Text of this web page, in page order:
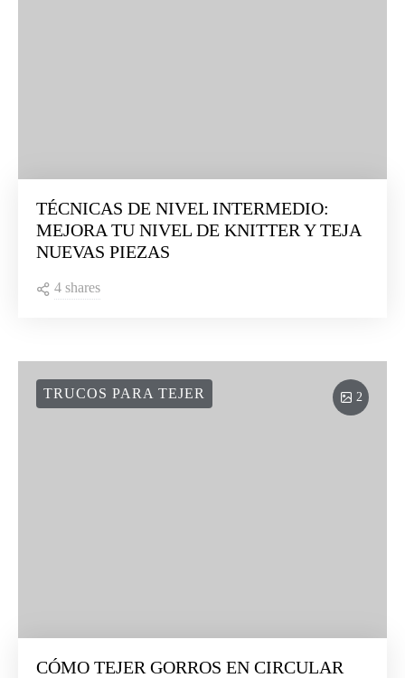
TÉCNICAS DE NIVEL INTERMEDIO:
MEJORA TU NIVEL DE KNITTER Y TEJA
NUEVAS PIEZAS
4 shares
2
TRUCOS PARA TEJER
CÓMO TEJER GORROS EN CIRCULAR